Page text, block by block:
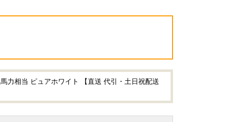
力相当 ピュアホワイト 【直送 代引・土日祝配送